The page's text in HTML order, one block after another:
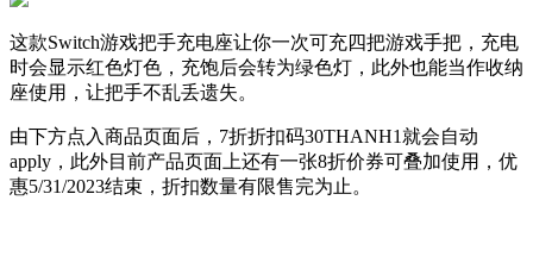
这款Switch游戏把手充电座让你一次可充四把游戏手把，充电
时会显示红色灯色，充饱后会转为绿色灯，此外也能当作收纳
座使用，让把手不乱丢遗失。
由下方点入商品页面后，7折折扣码30THANH1 就会自动
apply，此外目前产品页面上还有一张8折价券可叠加使用，优
惠5/31/2023结束，折扣数量有限售完为止。